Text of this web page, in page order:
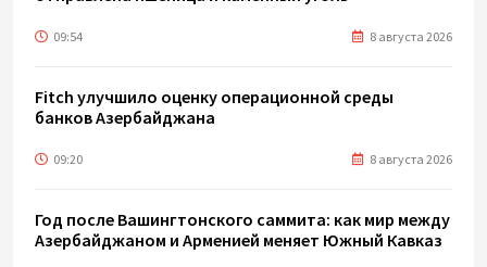
09:54 8 августа 2026
Fitch улучшило оценку операционной среды
банков Азербайджана
09:20 8 августа 2026
Год после Вашингтонского саммита: как мир между
Азербайджаном и Арменией меняет Южный Кавказ